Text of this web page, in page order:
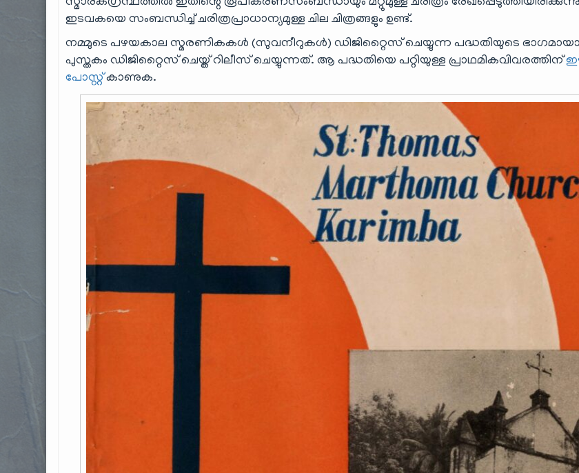
സ്മാരകഗ്രന്ഥത്തിൽ ഇതിൻ്റെ രൂപീകരണസംബന്ധായും മറ്റുമുള്ള ചരിത്രം രേഖപ്പെടുത്തിയിരിക്കുന്നു.
ഇടവകയെ സംബന്ധിച്ച് ചരിത്രപ്രാധാന്യമുള്ള ചില ചിത്രങ്ങളും ഉണ്ട്.
നമ്മുടെ പഴയകാല സ്മരണികകൾ (സുവനീറുകൾ) ഡിജിറ്റൈസ് ചെയ്യുന്ന പദ്ധതിയുടെ
പുസ്തകം ഡിജിറ്റൈസ് ചെയ്ത് റിലീസ് ചെയ്യുന്നത്. ആ പദ്ധതിയെ പറ്റിയുള്ള പ്രാഥമികവിവരത്തിന്
പോസ്റ്റ്കാണുക.